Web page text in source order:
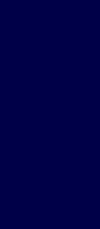
op tijd in huis is, zodat
wat naar mijn smaak
gladder.